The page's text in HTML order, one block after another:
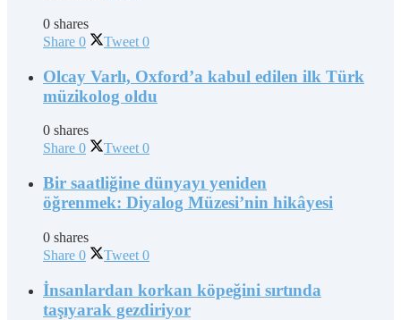
0 shares
Share 0 Tweet 0
Olcay Varlı, Oxford’a kabul edilen ilk Türk
müzikolog oldu
0 shares
Share 0 Tweet 0
Bir saatliğine dünyayı yeniden
öğrenmek: Diyalog Müzesi’nin hikâyesi
0 shares
Share 0 Tweet 0
İnsanlardan korkan köpeğini sırtında
taşıyarak gezdiriyor